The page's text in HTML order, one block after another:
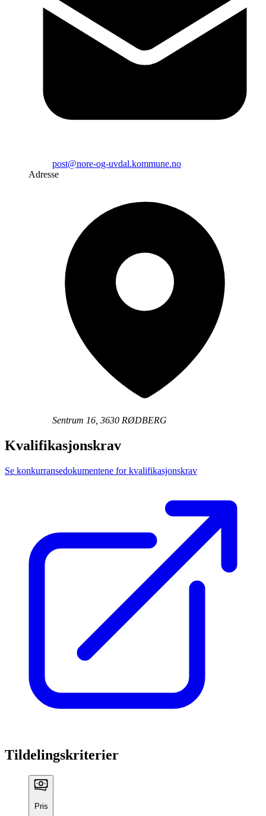
post@nore-og-uvdal.kommune.no
Adresse
Sentrum 16, 3630 RØDBERG
Kvalifikasjonskrav
Se konkurransedokumentene for kvalifikasjonskrav
Tildelingskriterier
Pris